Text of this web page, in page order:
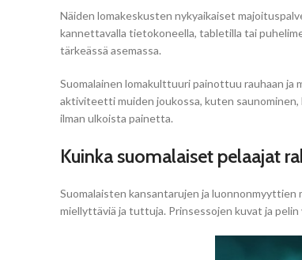
Näiden lomakeskusten nykyaikaiset
kannettavalla tietokoneella, tabletilla tai
tärkeässä asemassa.
Suomalainen lomakulttuuri painottuu rauhaan ja
aktiviteetti muiden joukossa, kuten
ilman ulkoista painetta.
Kuinka suomalaiset pelaajat
Suomalaisten kansantarujen ja
miellyttäviä ja tuttuja. Prinsessojen kuvat ja